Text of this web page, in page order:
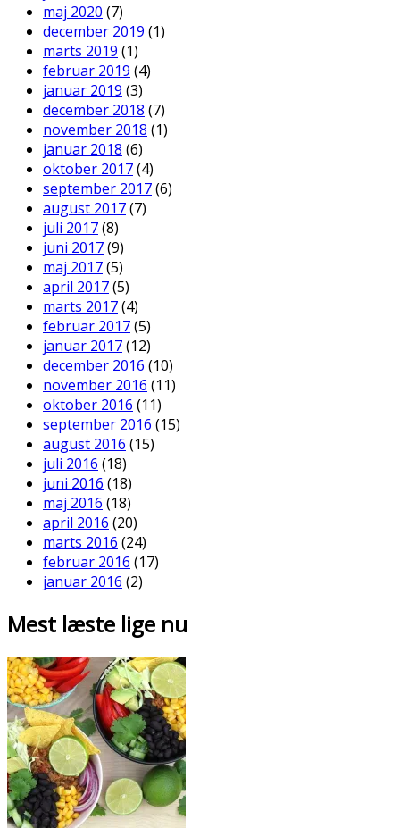
maj 2020 (7)
december 2019 (1)
marts 2019 (1)
februar 2019 (4)
januar 2019 (3)
december 2018 (7)
november 2018 (1)
januar 2018 (6)
oktober 2017(4)
september 2017(6)
august 2017(7)
juli 2017(8)
juni 2017(9)
maj 2017(5)
april 2017(5)
marts 2017(4)
februar 2017(5)
januar 2017(12)
december 2016 (10)
november 2016 (11)
oktober 2016 (11)
september 2016 (15)
august 2016 (15)
juli 2016 (18)
juni 2016 (18)
maj 2016 (18)
april 2016 (20)
marts 2016 (24)
februar 2016 (17)
januar 2016 (2)
Mest læste lige nu